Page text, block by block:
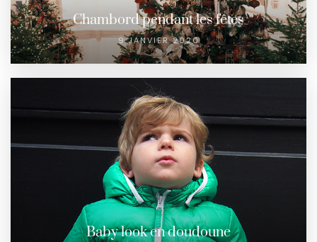
Chambord pendant les fêtes
9 JANVIER 2020
Baby look en doudoune